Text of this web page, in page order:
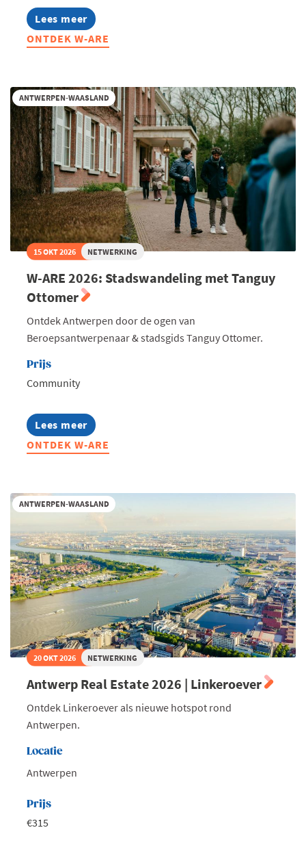
Lees meer
about
W-
ARE
met
Oost-
en
West-
Vlaamse
community's
ONTDEK W-ARE
ANTWERPEN-WAASLAND
15 OKT 2026 NETWERKING
W-ARE 2026: Stadswandeling met Tanguy
Ottomer
Ontdek Antwerpen door de ogen van
Beroepsantwerpenaar & stadsgids Tanguy Ottomer.
Prijs
Community
Lees meer
about
W-
ARE
met
Tanguy
Ottomer
ONTDEK W-ARE
ANTWERPEN-WAASLAND
20 OKT 2026 NETWERKING
Antwerp Real Estate 2026 | Linkeroever
Ontdek Linkeroever als nieuwe hotspot rond
Antwerpen.
Locatie
Antwerpen
Prijs
€315